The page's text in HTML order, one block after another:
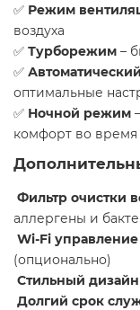
✅ Режим
воздуха
✅ Турборежим –
✅
оптимальные
✅ Ночной режим
комфорт во время
Фильтр очистки
аллергены и
Wi-Fi управление
(опционально)
Стильный дизайн
Долгий срок